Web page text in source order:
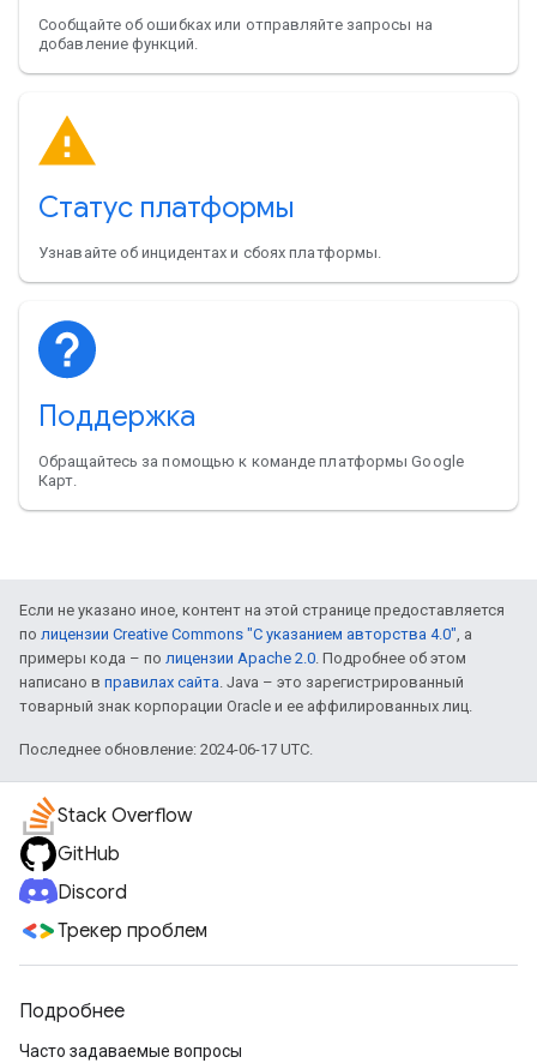
Сообщайте об ошибках или отправляйте запросы на
добавление функций.
Статус платформы
Узнавайте об инцидентах и сбоях платформы.
Поддержка
Обращайтесь за помощью к команде платформы Google
Карт.
Если не указано иное, контент на этой странице предоставляется
по лицензии Creative Commons "С указанием авторства 4.0", а
примеры кода – по лицензии Apache 2.0. Подробнее об этом
написано в правилах сайта. Java – это зарегистрированный
товарный знак корпорации Oracle и ее аффилированных лиц.
Последнее обновление: 2024-06-17 UTC.
Stack Overflow
GitHub
Discord
Трекер проблем
Подробнее
Часто задаваемые вопросы